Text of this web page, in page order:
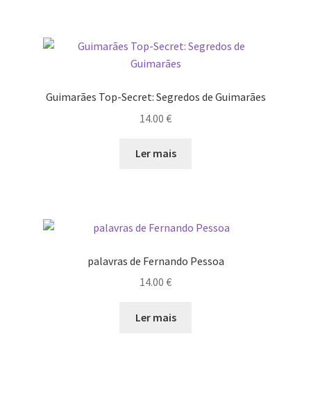
Guimarães Top-Secret: Segredos de Guimarães
14.00 €
Ler mais
palavras de Fernando Pessoa
14.00 €
Ler mais